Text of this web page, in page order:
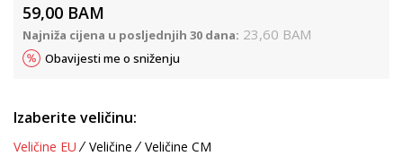
59,00 BAM
Najniža cijena u posljednjih 30 dana: 23,60 BAM
Obavijesti me o sniženju
Izaberite veličinu:
Veličine EU Veličine Veličine CM